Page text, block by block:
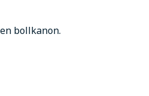
bollkanon.